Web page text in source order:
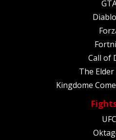
Call of
The Elder
Kingdome
UFC